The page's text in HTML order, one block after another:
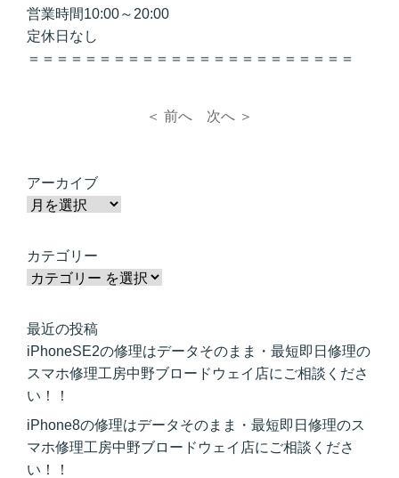
営業時間10:00～20:00
定休日なし
＝＝＝＝＝＝＝＝＝＝＝＝＝＝＝＝＝＝＝＝＝＝＝
＜ 前へ 次へ ＞
アーカイブ
カテゴリー
最近の投稿
iPhoneSE2の修理はデータそのまま・最短即日修理の
スマホ修理工房中野ブロードウェイ店にご相談くださ
い！！
iPhone8の修理はデータそのまま・最短即日修理のス
マホ修理工房中野ブロードウェイ店にご相談くださ
い！！